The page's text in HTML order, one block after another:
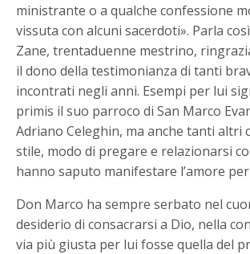
ministrante o a qualche confessione
vissuta con alcuni sacerdoti». Parla
Zane, trentaduenne mestrino,
il dono della testimonianza di tanti
incontrati negli anni. Esempi per lui
primis il suo parroco di San Marco
Adriano Celeghin, ma anche tanti altri
stile, modo di pregare e relazionarsi
hanno saputo manifestare l’amore
Don Marco ha sempre serbato nel
desiderio di consacrarsi a Dio, nella
via più giusta per lui fosse quella del